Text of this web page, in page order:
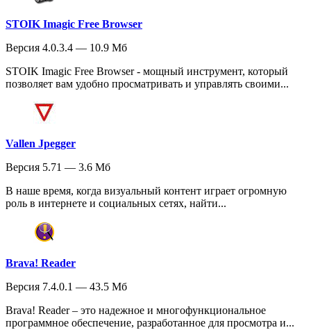
STOIK Imagic Free Browser
Версия 4.0.3.4 — 10.9 Мб
STOIK Imagic Free Browser - мощный инструмент, который
позволяет вам удобно просматривать и управлять своими...
Vallen Jpegger
Версия 5.71 — 3.6 Мб
В наше время, когда визуальный контент играет огромную
роль в интернете и социальных сетях, найти...
Brava! Reader
Версия 7.4.0.1 — 43.5 Мб
Brava! Reader – это надежное и многофункциональное
программное обеспечение, разработанное для просмотра и...